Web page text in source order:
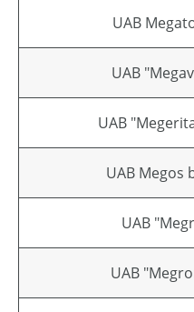
UAB
UAB
UAB
UAB Megos
UAB
UAB